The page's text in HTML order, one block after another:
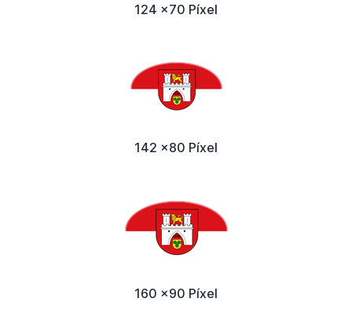
124 x70 Píxel
142 x80 Píxel
160 x90 Píxel